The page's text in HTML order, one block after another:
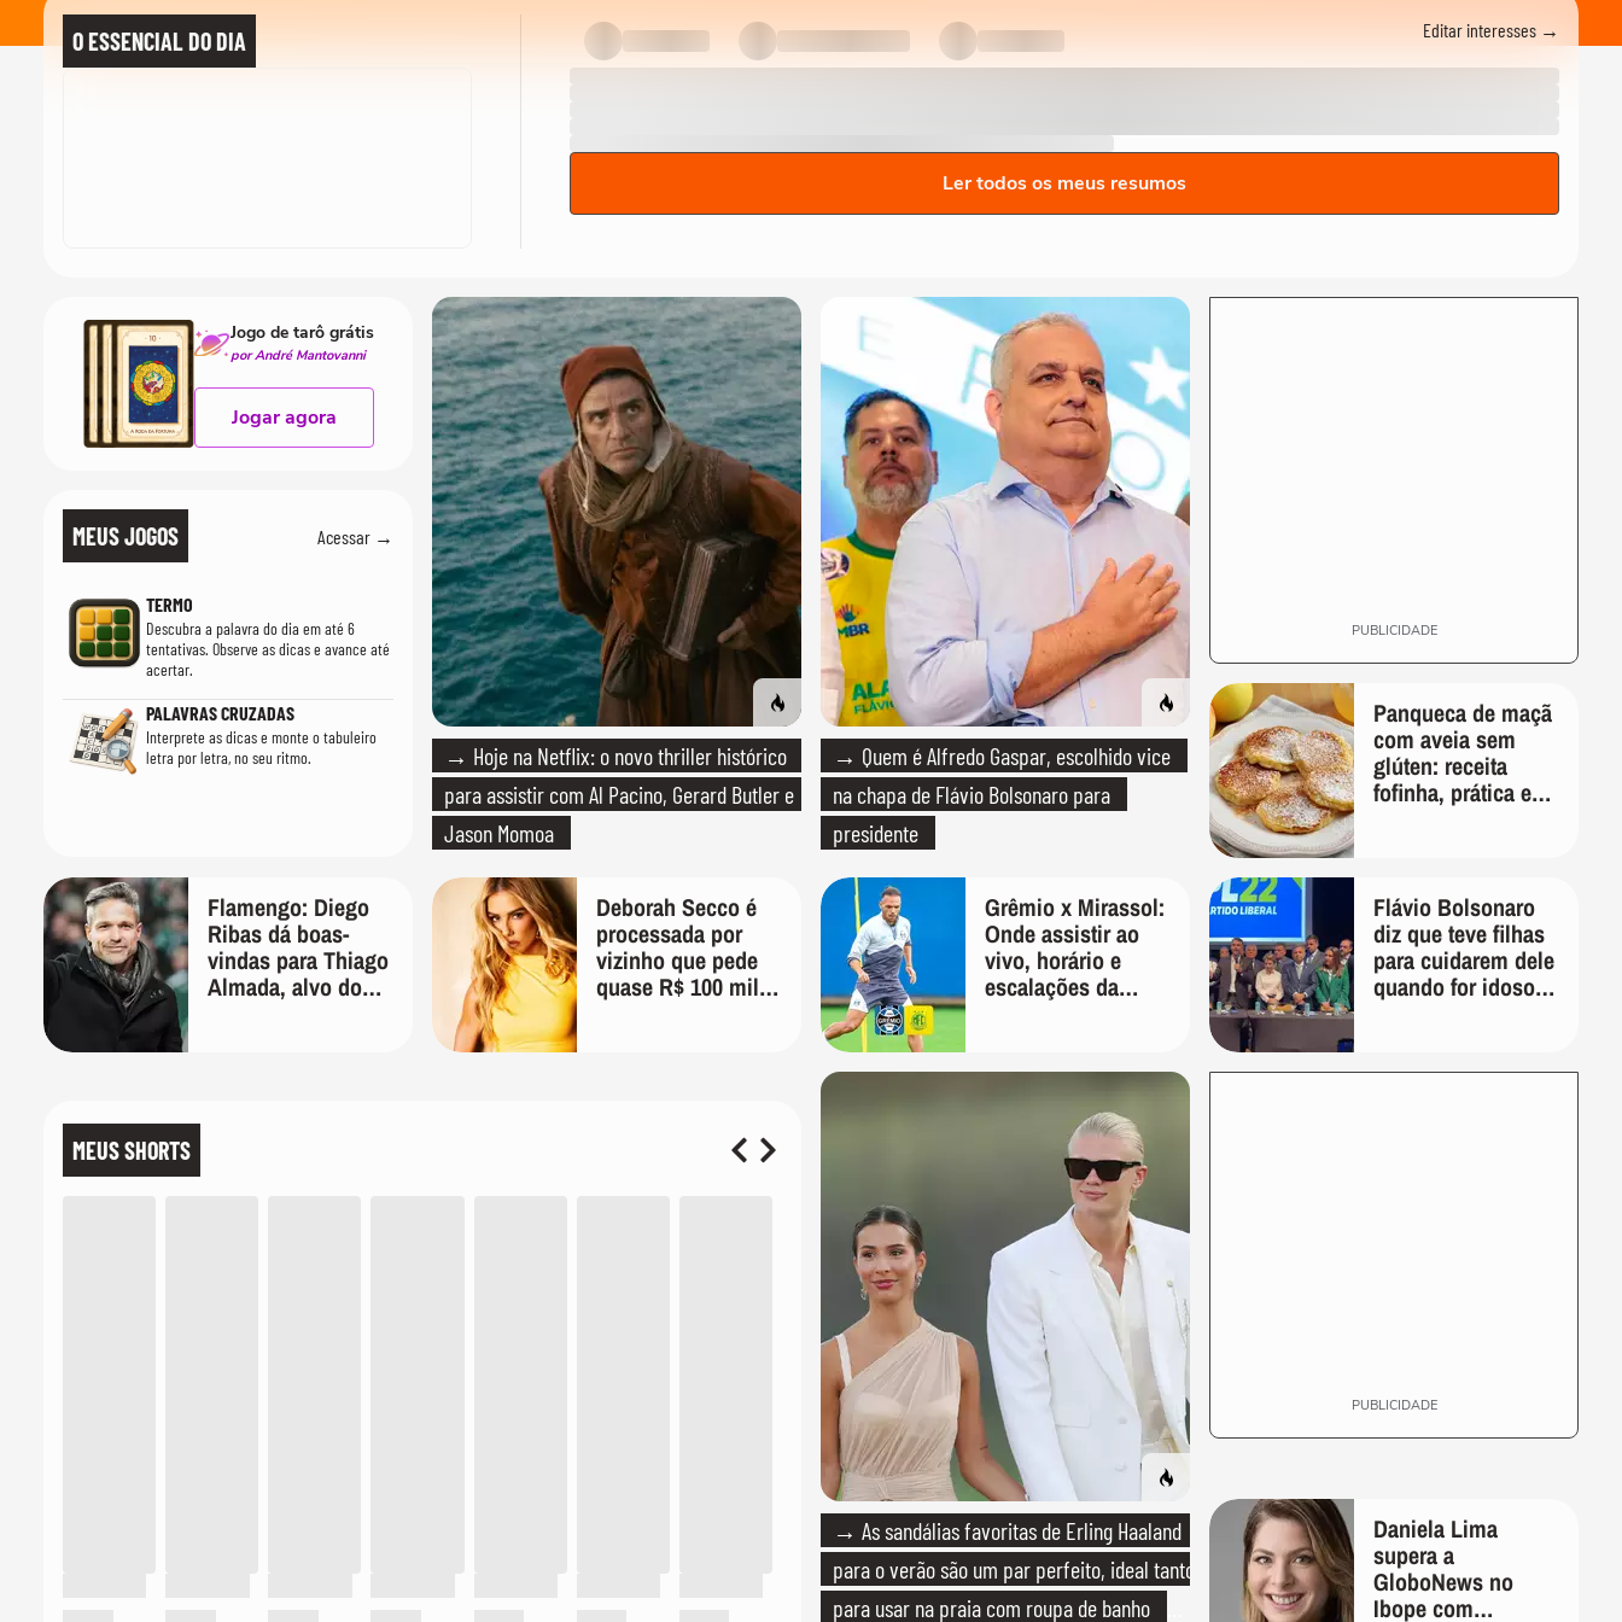
O ESSENCIAL DO DIA Editar interesses →
Ler todos os meus resumos
MEUS JOGOS Acessar →
TERMO
Descubra a palavra do dia em até 6
tentativas. Observe as dicas e avance até
acertar.
PALAVRAS CRUZADAS
Interprete as dicas e monte o tabuleiro
letra por letra, no seu ritmo.
→ Hoje na Netflix: o novo thriller histórico
para assistir com Al Pacino, Gerard Butler e
Jason Momoa
→ Quem é Alfredo Gaspar, escolhido vice
na chapa de Flávio Bolsonaro para
presidente
PUBLICIDADE
→ As sandálias favoritas de Erling Haaland
para o verão são um par perfeito, ideal tanto
para usar na praia com roupa de banho
Panqueca de maçã
com aveia sem
glúten: receita
fofinha, prática e
Flamengo: Diego
Ribas dá boas-
vindas para Thiago
Almada, alvo do
Deborah Secco é
processada por
vizinho que pede
quase R$ 100 mil
Grêmio x Mirassol:
Onde assistir ao
vivo, horário e
escalações da
Flávio Bolsonaro
diz que teve filhas
para cuidarem dele
quando for idoso:
mim'
MEUS SHORTS
PUBLICIDADE
Jogo de tarô grátis
por André Mantovanni
Jogar agora
Daniela Lima
supera a
GloboNews no
Ibope com